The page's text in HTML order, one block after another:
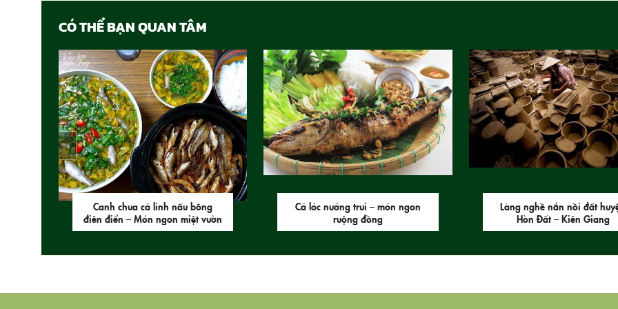
CÓ THỂ BẠN QUAN TÂM
Canh chua cá linh nấu bông
điên điển – Món ngon miệt vườn
Cá lóc nướng trui – món ngon
ruộng đồng
Làng nghề nắn nồi đất
Hòn Đất – Kiên Giang